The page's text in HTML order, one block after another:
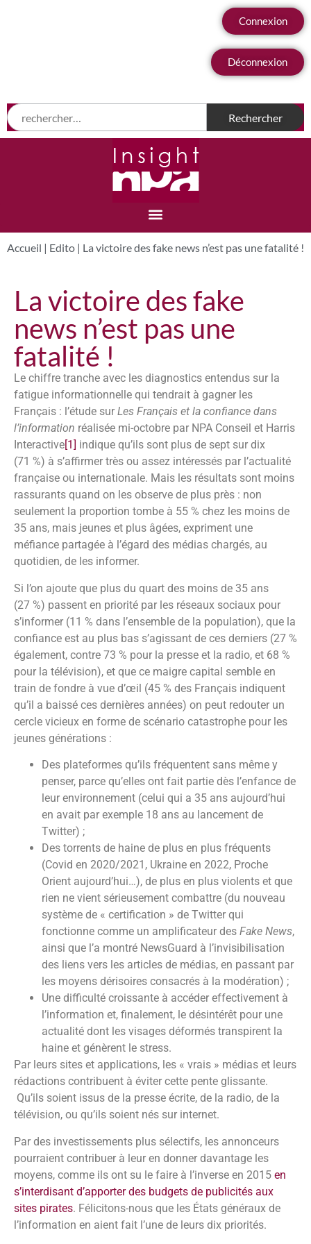
Connexion
Déconnexion
Accueil | Edito | La victoire des fake news n’est pas une fatalité !
La victoire des fake
news n’est pas une
fatalité !
Le chiffre tranche avec les diagnostics entendus sur la
fatigue informationnelle qui tendrait à gagner les
Français : l’étude sur Les Français et la confiance dans
l’information réalisée mi-octobre par NPA Conseil et Harris
Interactive[1] indique qu’ils sont plus de sept sur dix
(71 %) à s’affirmer très ou assez intéressés par l’actualité
française ou internationale. Mais les résultats sont moins
rassurants quand on les observe de plus près : non
seulement la proportion tombe à 55 % chez les moins de
35 ans, mais jeunes et plus âgées, expriment une
méfiance partagée à l’égard des médias chargés, au
quotidien, de les informer.
Si l’on ajoute que plus du quart des moins de 35 ans
(27 %) passent en priorité par les réseaux sociaux pour
s’informer (11 % dans l’ensemble de la population), que la
confiance est au plus bas s’agissant de ces derniers (27 %
également, contre 73 % pour la presse et la radio, et 68 %
pour la télévision), et que ce maigre capital semble en
train de fondre à vue d’œil (45 % des Français indiquent
qu’il a baissé ces dernières années) on peut redouter un
cercle vicieux en forme de scénario catastrophe pour les
jeunes générations :
Des plateformes qu’ils fréquentent sans même y
penser, parce qu’elles ont fait partie dès l’enfance de
leur environnement (celui qui a 35 ans aujourd’hui
en avait par exemple 18 ans au lancement de
Twitter) ;
Des torrents de haine de plus en plus fréquents
(Covid en 2020/2021, Ukraine en 2022, Proche
Orient aujourd’hui…), de plus en plus violents et que
rien ne vient sérieusement combattre (du nouveau
système de « certification » de Twitter qui
fonctionne comme un amplificateur des Fake News,
ainsi que l’a montré NewsGuard à l’invisibilisation
des liens vers les articles de médias, en passant par
les moyens dérisoires consacrés à la modération) ;
Une difficulté croissante à accéder effectivement à
l’information et, finalement, le désintérêt pour une
actualité dont les visages déformés transpirent la
haine et génèrent le stress.
Par leurs sites et applications, les « vrais » médias et leurs
rédactions contribuent à éviter cette pente glissante.
Qu’ils soient issus de la presse écrite, de la radio, de la
télévision, ou qu’ils soient nés sur internet.
Par des investissements plus sélectifs, les annonceurs
pourraient contribuer à leur en donner davantage les
moyens, comme ils ont su le faire à l’inverse en 2015 en
s’interdisant d’apporter des budgets de publicités aux
sites pirates. Félicitons-nous que les États généraux de
l’information en aient fait l’une de leurs dix priorités.